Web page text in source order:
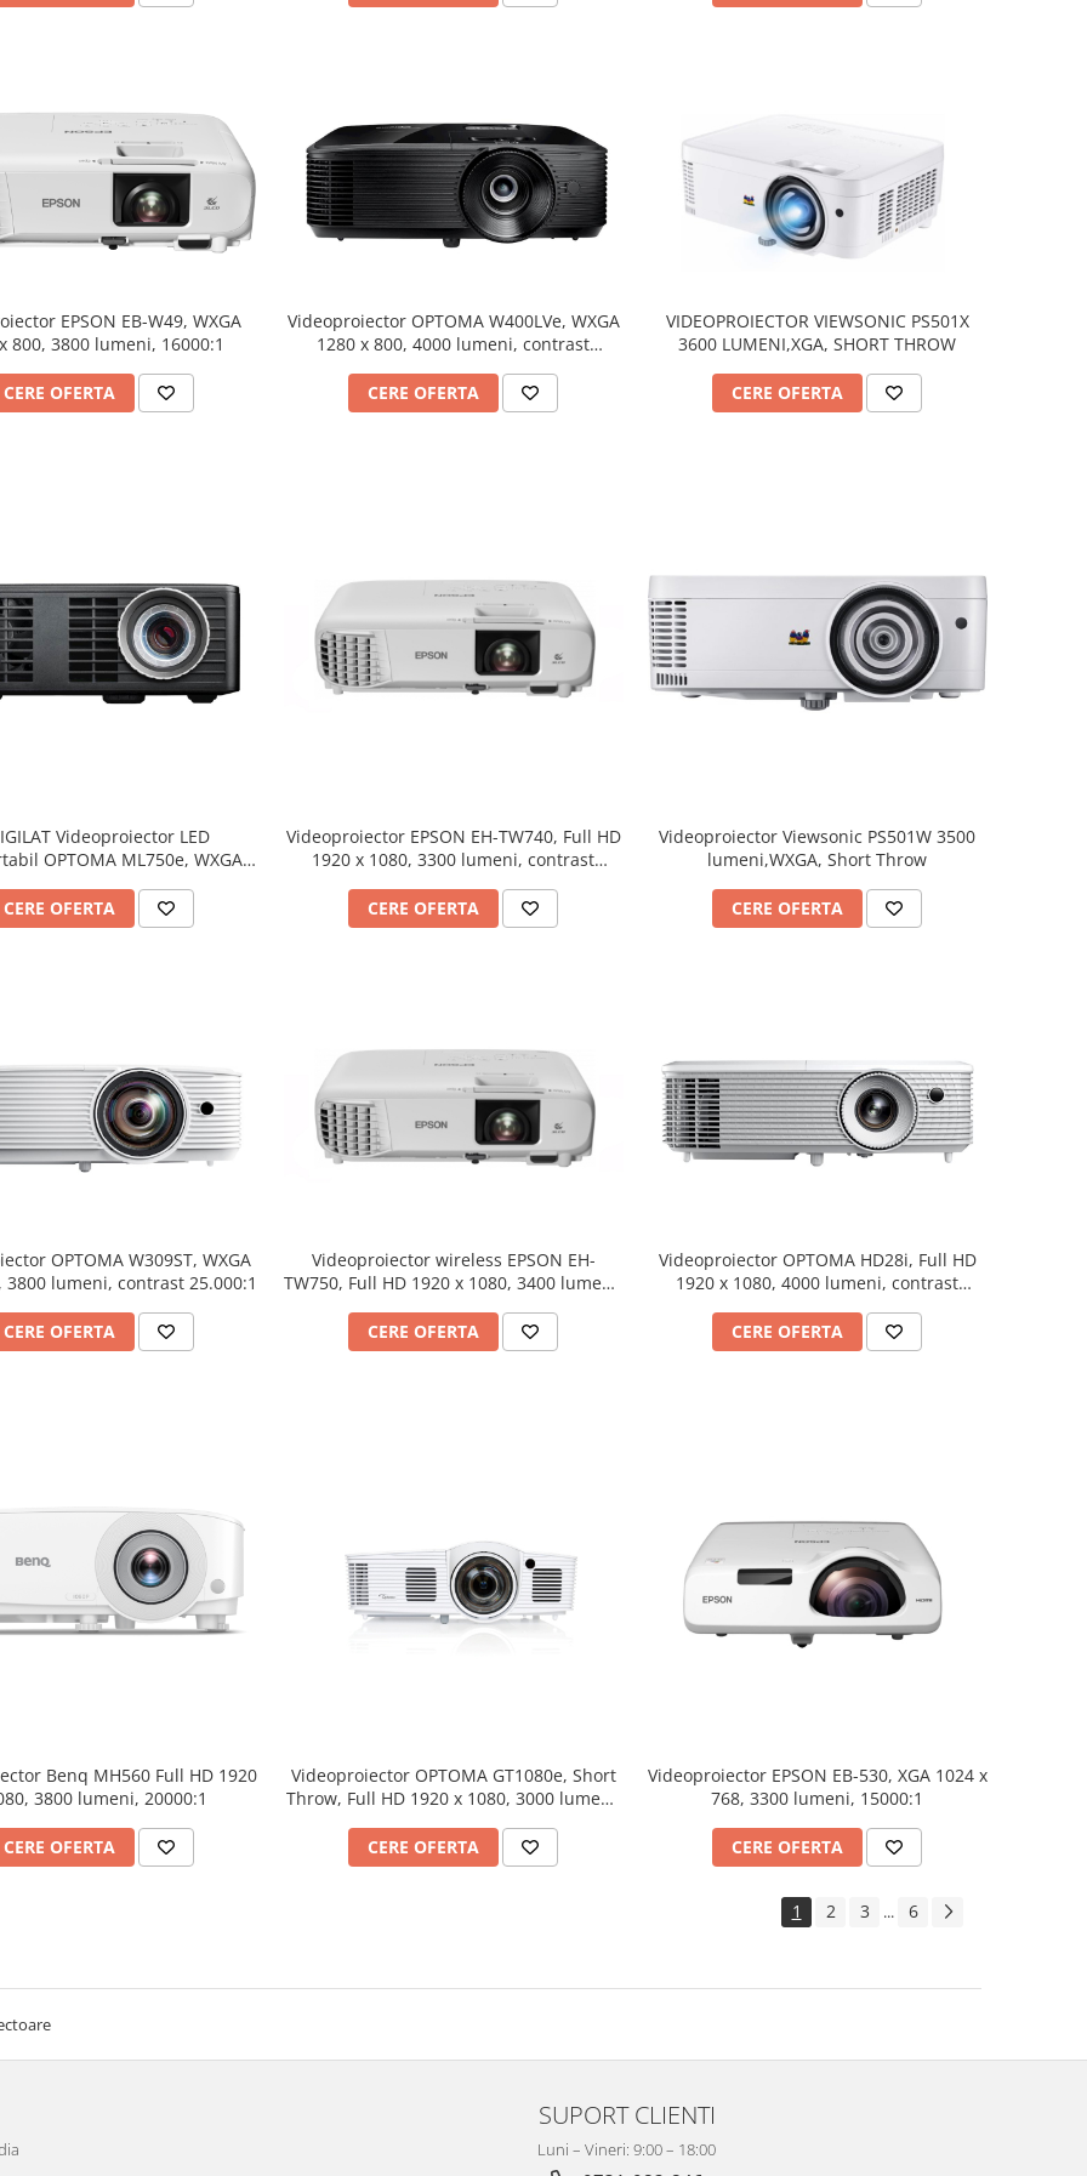
EPSON EB-W49, WXGA
800, 3800 lumeni, 16000:1
CERE OFERTA
Videoproiector OPTOMA W400LVe, WXGA
1280 x 800, 4000 lumeni, contrast
CERE OFERTA
VIDEOPROIECTOR VIEWSONIC PS501X
3600 LUMENI,XGA, SHORT THROW
CERE OFERTA
Videoproiector LED
OPTOMA ML750e, WXGA
CERE OFERTA
Videoproiector EPSON EH-TW740, Full HD
1920 x 1080, 3300 lumeni, contrast
CERE OFERTA
Videoproiector Viewsonic PS501W 3500
lumeni,WXGA, Short Throw
CERE OFERTA
OPTOMA W309ST, WXGA
3800 lumeni, contrast 25.000:1
CERE OFERTA
Videoproiector wireless EPSON EH-
TW750, Full HD 1920 x 1080, 3400 lumeni,
CERE OFERTA
Videoproiector OPTOMA HD28i, Full HD
1920 x 1080, 4000 lumeni, contrast
CERE OFERTA
Benq MH560 Full HD 1920
3800 lumeni, 20000:1
CERE OFERTA
Videoproiector OPTOMA GT1080e, Short
Throw, Full HD 1920 x 1080, 3000 lumeni,
CERE OFERTA
Videoproiector EPSON EB-530, XGA 1024 x
768, 3300 lumeni, 15000:1
CERE OFERTA
1 2 3 ... 6
SUPORT CLIENTI
Luni – Vineri: 9:00 – 18:00